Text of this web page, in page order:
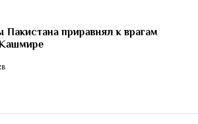
приравнял к врагам